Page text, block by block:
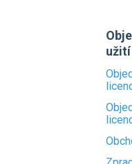
užití